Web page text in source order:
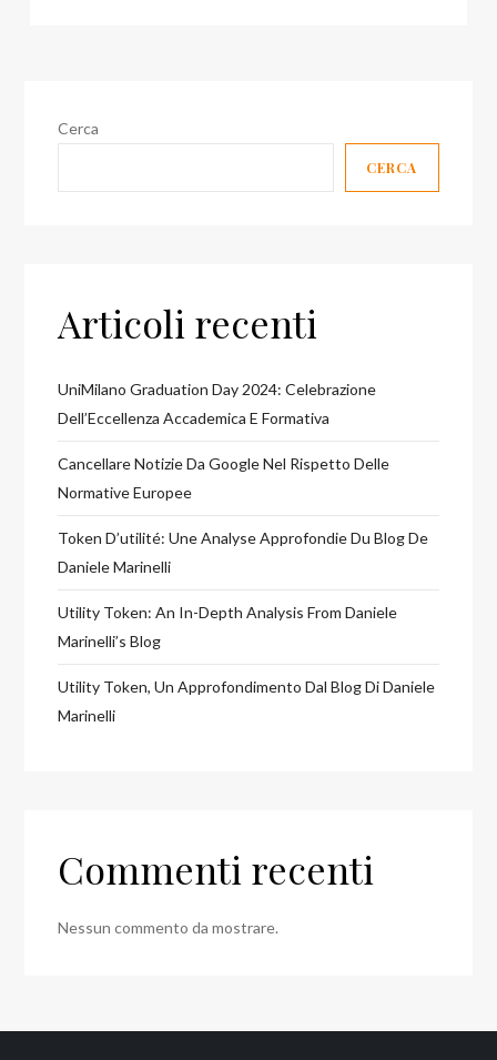
Cerca
CERCA
Articoli recenti
UniMilano Graduation Day 2024: Celebrazione
Dell’Eccellenza Accademica E Formativa
Cancellare Notizie Da Google Nel Rispetto Delle
Normative Europee
Token D’utilité: Une Analyse Approfondie Du Blog De
Daniele Marinelli
Utility Token: An In-Depth Analysis From Daniele
Marinelli’s Blog
Utility Token, Un Approfondimento Dal Blog Di Daniele
Marinelli
Commenti recenti
Nessun commento da mostrare.